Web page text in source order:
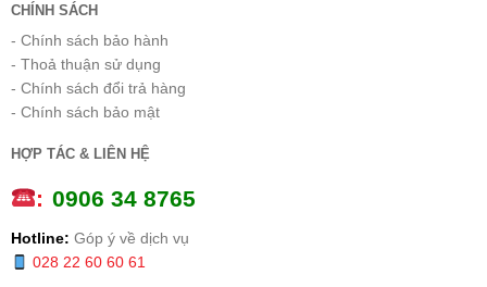
CHÍNH SÁCH
- Chính sách bảo hành
- Thoả thuận sử dụng
- Chính sách đổi trả hàng
- Chính sách bảo mật
HỢP TÁC & LIÊN HỆ
: 0906 34 8765
Hotline: Góp ý về dịch vụ
028 22 60 60 61